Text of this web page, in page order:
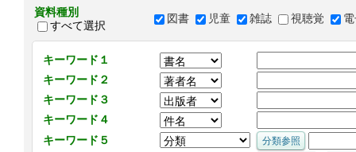
資料種別
すべて選択
図書 児童 雑誌 視聴覚
キーワード１
キーワード２
キーワード３
キーワード４
キーワード５